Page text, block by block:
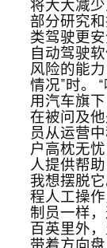
将大大减
部分研究
类驾驶更
自动驾驶
风险的能
情况”时。
用汽车旗
在被问及
员从运营
户高枕无
人提供帮
我想摆脱
程人工操
制员一样
百英里外